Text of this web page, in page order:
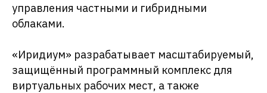
управления частными и гибридными
облаками.
«Иридиум» разрабатывает масштабируемый,
защищённый программный комплекс для
виртуальных рабочих мест, а также